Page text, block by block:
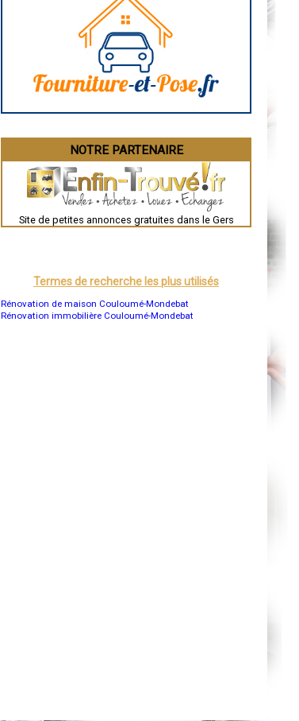
Brive-la-Gaillarde
Guéret
Besançon
Évreux
Chartres
Nîmes
Auch
Dole
Mont-de-Marsan
NOTRE PARTENAIRE
Site de petites annonces gratuites dans le Gers
Termes de recherche les plus utilisés
Rénovation de maison Couloumé-Mondebat
Rénovation immobilière Couloumé-Mondebat